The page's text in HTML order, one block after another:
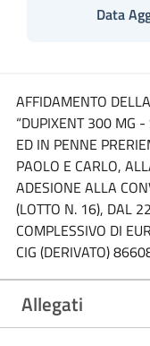
Data
AFFIDAMENTO
“DUPIXENT 300 MG
ED IN PENNE
PAOLO E CARLO,
ADESIONE ALLA
(LOTTO N. 16), DAL
COMPLESSIVO DI
CIG (DERIVATO)
Allegati